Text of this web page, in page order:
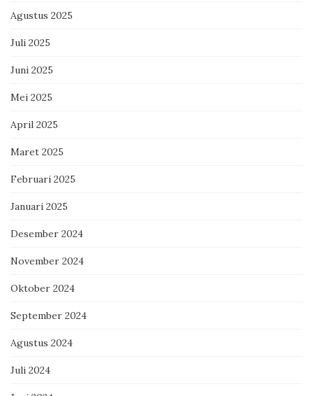
Agustus 2025
Juli 2025
Juni 2025
Mei 2025
April 2025
Maret 2025
Februari 2025
Januari 2025
Desember 2024
November 2024
Oktober 2024
September 2024
Agustus 2024
Juli 2024